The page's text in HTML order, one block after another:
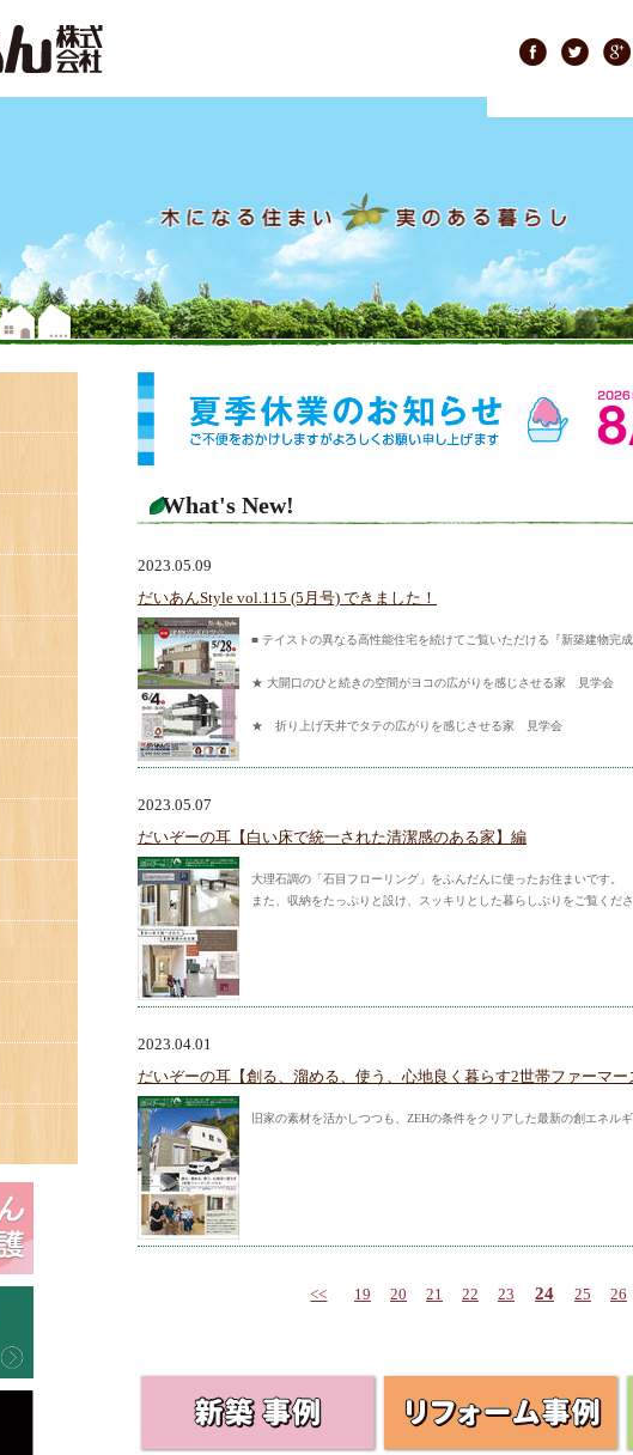
What's New!
2023.05.09
だいあんStyle vol.115 (5月号) できました！
■ テイストの異なる高性能住宅を続けてご覧いただける『新築建物完成
★ 大開口のひと続きの空間がヨコの広がりを感じさせる家 見学会
★ 折り上げ天井でタテの広がりを感じさせる家 見学会
2023.05.07
だいぞーの耳【白い床で統一された清潔感のある家】編
大理石調の「石目フローリング」をふんだんに使ったお住まいです。
また、収納をたっぷりと設け、スッキリとした暮らしぶりをご覧くださ
2023.04.01
だいぞーの耳【創る、溜める、使う、心地良く暮らす2世帯ファーマ
旧家の素材を活かしつつも、ZEHの条件をクリアした最新の創エネルギ
<< 19 20 21 22 23 24 25 26